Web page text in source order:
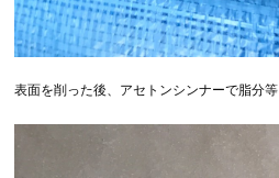
表面を削った後、アセトンシンナーで脂分等